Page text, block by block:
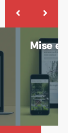
Mise